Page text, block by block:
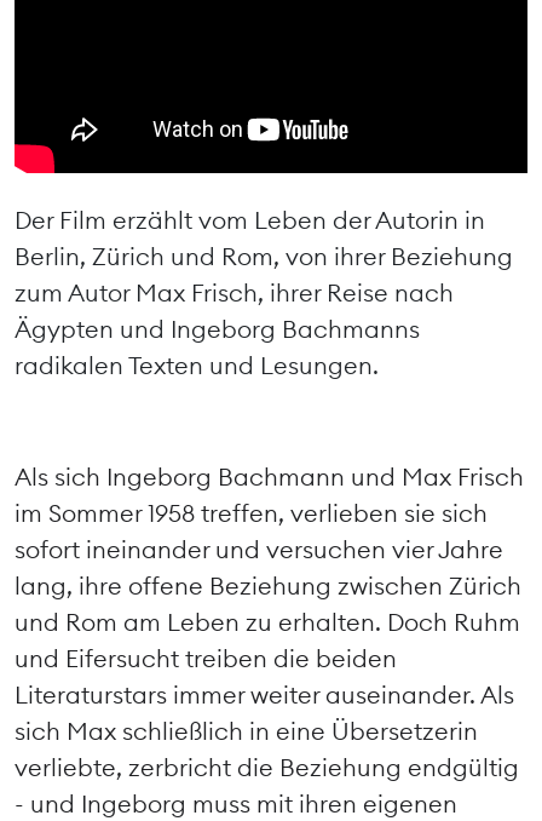
Der Film erzählt vom Leben der Autorin in
Berlin, Zürich und Rom, von ihrer Beziehung
zum Autor Max Frisch, ihrer Reise nach
Ägypten und Ingeborg Bachmanns
radikalen Texten und Lesungen.
Als sich Ingeborg Bachmann und Max Frisch
im Sommer 1958 treffen, verlieben sie sich
sofort ineinander und versuchen vier Jahre
lang, ihre offene Beziehung zwischen Zürich
und Rom am Leben zu erhalten. Doch Ruhm
und Eifersucht treiben die beiden
Literaturstars immer weiter auseinander. Als
sich Max schließlich in eine Übersetzerin
verliebte, zerbricht die Beziehung endgültig
- und Ingeborg muss mit ihren eigenen